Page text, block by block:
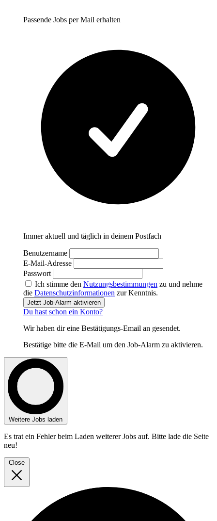
Passende Jobs per Mail erhalten
Immer aktuell und täglich in deinem Postfach
Benutzername
E-Mail-Adresse
Passwort
Ich stimme den Nutzungsbestimmungen zu und nehme
die Datenschutzinformationen zur Kenntnis.
Jetzt Job-Alarm aktivieren
Du hast schon ein Konto?
Wir haben dir eine Bestätigungs-Email an gesendet.
Bestätige bitte die E-Mail um den Job-Alarm zu aktivieren.
Weitere Jobs laden
Es trat ein Fehler beim Laden weiterer Jobs auf. Bitte lade die Seite
neu!
Close